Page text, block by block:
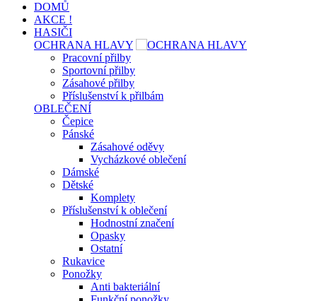
DOMŮ
AKCE !
HASIČI
OCHRANA HLAVY
Pracovní přilby
Sportovní přilby
Zásahové přilby
Příslušenství k přilbám
OBLEČENÍ
Čepice
Pánské
Zásahové oděvy
Vycházkové oblečení
Dámské
Dětské
Komplety
Příslušenství k oblečení
Hodnostní značení
Opasky
Ostatní
Rukavice
Ponožky
Anti bakteriální